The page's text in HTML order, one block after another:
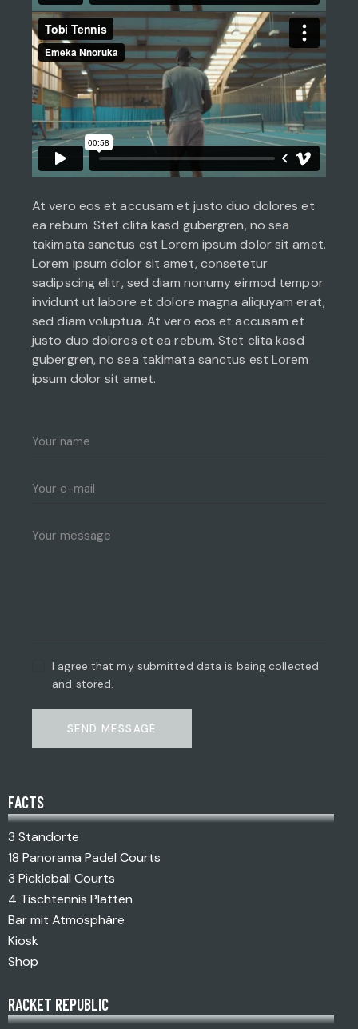
At vero eos et accusam et justo duo dolores et
ea rebum. Stet clita kasd gubergren, no sea
takimata sanctus est Lorem ipsum dolor sit amet.
Lorem ipsum dolor sit amet, consetetur
sadipscing elitr, sed diam nonumy eirmod tempor
invidunt ut labore et dolore magna aliquyam erat,
sed diam voluptua. At vero eos et accusam et
justo duo dolores et ea rebum. Stet clita kasd
gubergren, no sea takimata sanctus est Lorem
ipsum dolor sit amet.
I agree that my submitted data is being collected
and stored.
SEND MESSAGE
FACTS
3 Standorte
18 Panorama Padel Courts
3 Pickleball Courts
4 Tischtennis Platten
Bar mit Atmosphäre
Kiosk
Shop
RACKET REPUBLIC